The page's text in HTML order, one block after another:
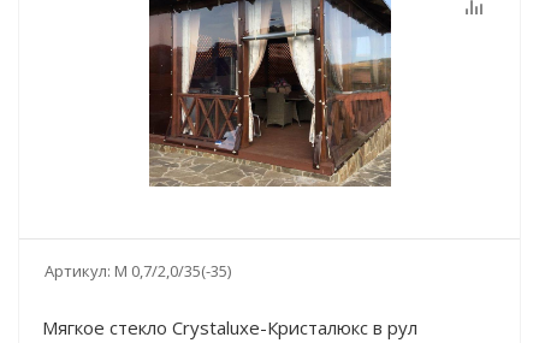
Артикул: М 0,7/2,0/35(-35)
Мягкое стекло Crystaluxe-Кристалюкс в рул